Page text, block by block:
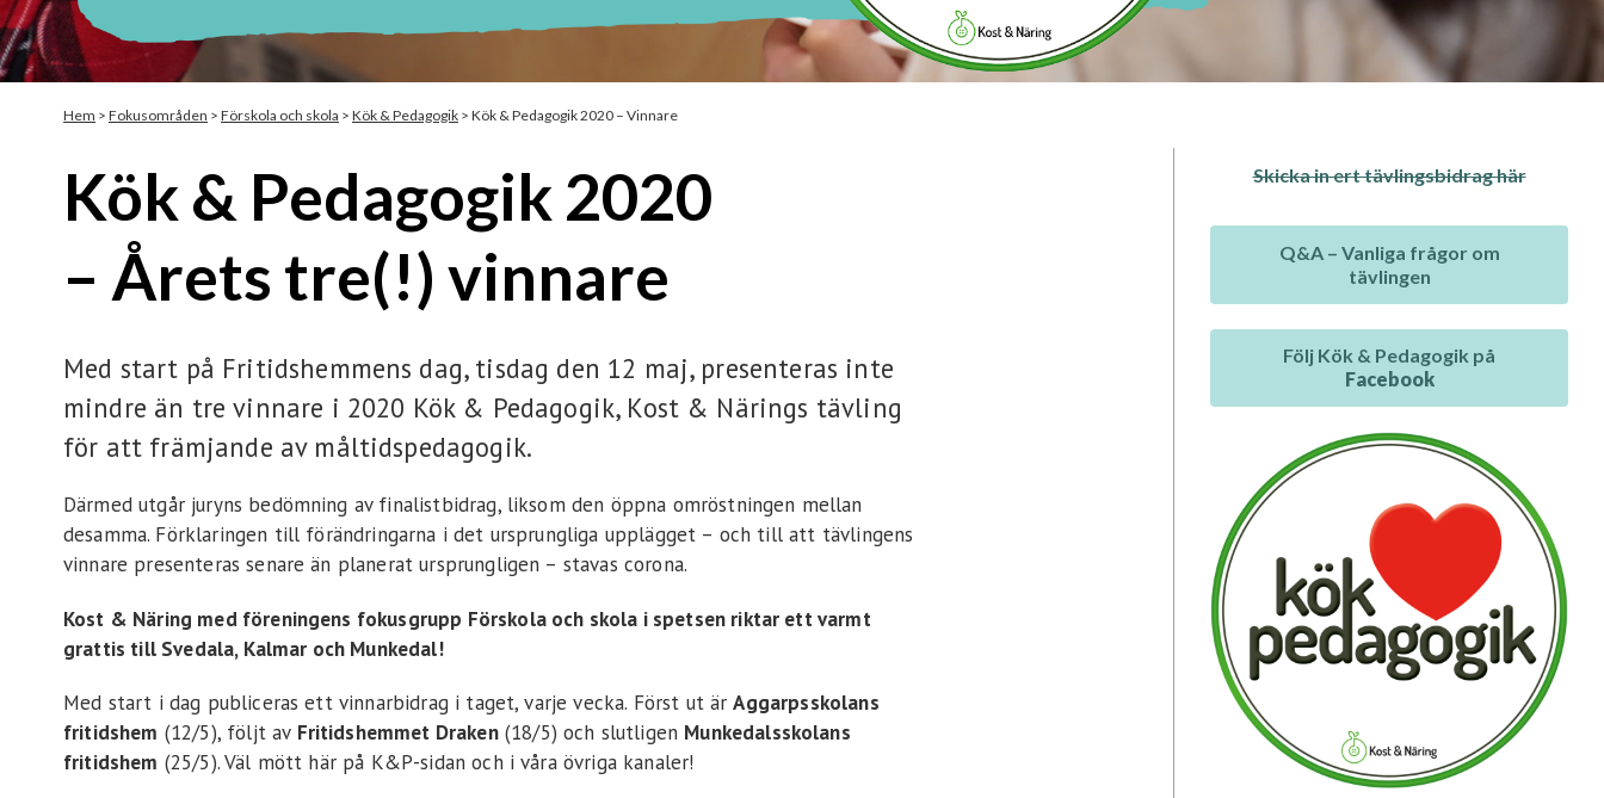
Integritetspolicy
Hem > Fokusområden > Förskola och skola > Kök & Pedagogik > Kök & Pedagogik 2020 – Vinnare
Kök & Pedagogik 2020
– Årets tre(!) vinnare
Med start på Fritidshemmens dag, tisdag den 12 maj, presenteras inte
mindre än tre vinnare i 2020 Kök & Pedagogik, Kost & Närings tävling
för att främjande av måltidspedagogik.
Därmed utgår juryns bedömning av finalistbidrag, liksom den öppna omröstningen mellan
desamma. Förklaringen till förändringarna i det ursprungliga upplägget – och till att tävlingens
vinnare presenteras senare än planerat ursprungligen – stavas corona.
Kost & Näring med föreningens fokusgrupp Förskola och skola i spetsen riktar ett varmt
grattis till Svedala, Kalmar och Munkedal!
Med start i dag publiceras ett vinnarbidrag i taget, varje vecka. Först ut ärAggarpsskolans
fritidshem (12/5), följt av Fritidshemmet Draken(18/5) och slutligen Munkedalsskolans
fritidshem (25/5). Väl mött här på K&P-sidan och i våra övriga kanaler!
Skicka in ert tävlingsbidrag här
Q&A – Vanliga frågor om
tävlingen
Följ Kök & Pedagogik på
Facebook